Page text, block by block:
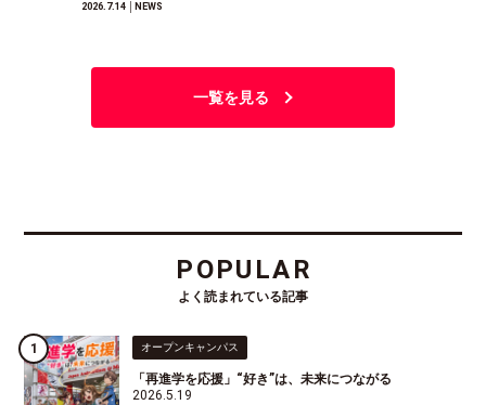
2026.7.14│NEWS
一覧を見る
POPULAR
よく読まれている記事
オープンキャンパス
「再進学を応援」“好き”は、未来につながる
2026.5.19